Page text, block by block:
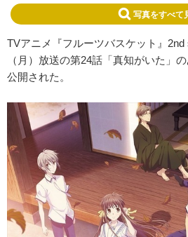
写真をすべて
TVアニメ『フルーツバスケット』2nd
（月）放送の第24話「真知がいた」
公開された。